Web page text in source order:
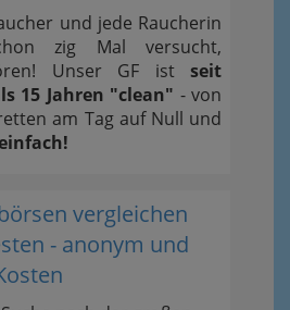
und jede Raucherin
zig Mal versucht,
Unser GF ist seit
15 Jahren "clean" - von
am Tag auf Null und
vergleichen
- anonym und